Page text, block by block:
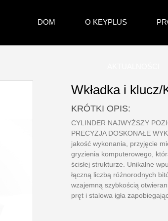
DOM O KEYPLUS
Wkładka i klucz/
KRÓTKI OPIS:
CYLINDER NAJWYŻSZY
PRECYZJA DOSKONAŁE
jakość wykonania, przyjęcie
gryzienia komputerowego,
ścisłej strukturze. Unikalne
łączną liczbą różnorodnych
wzajemną szybkością
pręt i stalowa igła